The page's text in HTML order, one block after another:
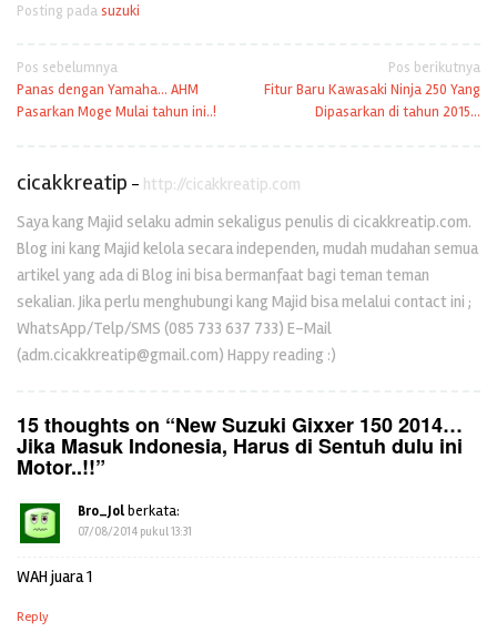
Posting padasuzuki
Navigasi
pos
Pos sebelumnya
Panas dengan Yamaha… AHM
Pasarkan Moge Mulai tahun ini..!
Pos berikutnya
Fitur Baru Kawasaki Ninja 250 Yang
Dipasarkan di tahun 2015…
cicakkreatip - http://cicakkreatip.com
Saya kang Majid selaku admin sekaligus penulis di cicakkreatip.com.
Blog ini kang Majid kelola secara independen, mudah mudahan semua
artikel yang ada di Blog ini bisa bermanfaat bagi teman teman
sekalian. Jika perlu menghubungi kang Majid bisa melalui contact ini ;
WhatsApp/Telp/SMS (085 733 637 733) E-Mail
(adm.cicakkreatip@gmail.com) Happy reading :)
15 thoughts on “New Suzuki Gixxer 150 2014…
Jika Masuk Indonesia, Harus di Sentuh dulu ini
Motor..!!”
Bro_Jolberkata:
07/08/2014 pukul 13:31
WAH juara 1
Reply